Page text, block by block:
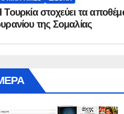
Τουρκία στοχεύει τα
της Σομαλίας